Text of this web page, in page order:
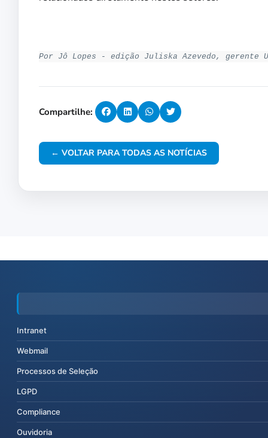
Por Jô Lopes - edição Juliska Azevedo, gerente
Compartilhe:
← VOLTAR PARA TODAS AS NOTÍCIAS
Intranet
Webmail
Processos de Seleção
LGPD
Compliance
Ouvidoria